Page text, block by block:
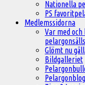
Nationella
PS
Medlemssidorna
Var med
Glömt nu
Bildgalleriet